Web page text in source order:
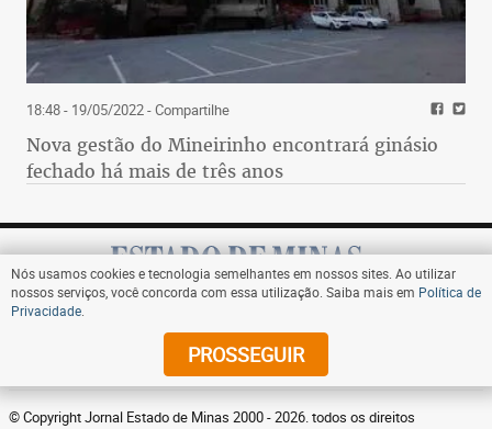
18:48 - 19/05/2022- Compartilhe
Nova gestão do Mineirinho encontrará ginásio
fechado há mais de três anos
Assine
© Copyright Jornal Estado de Minas 2000 - 2026. todos os direitos
Nós usamos cookies e tecnologia semelhantes em nossos sites. Ao utilizar
nossos serviços, você concorda com essa utilização. Saiba mais em Política de
Privacidade
PROSSEGUIR